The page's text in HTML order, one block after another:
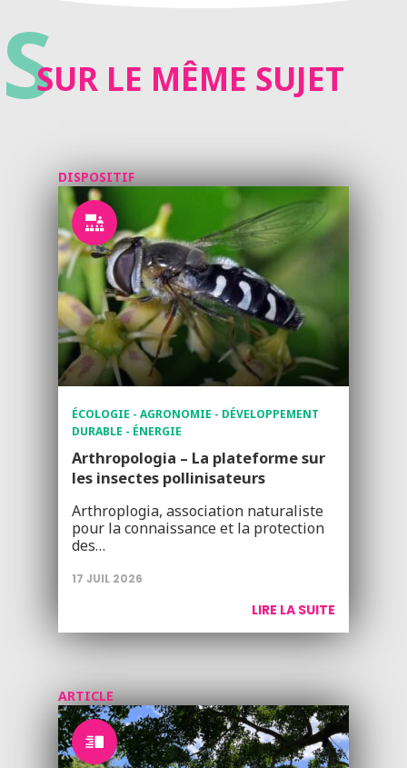
SSUR LE MÊME SUJET
DISPOSITIF
ÉCOLOGIE - AGRONOMIE - DÉVELOPPEMENT
DURABLE - ÉNERGIE
Arthropologia – La plateforme sur
les insectes pollinisateurs
Arthroplogia, association naturaliste
pour la connaissance et la protection
des…
17 JUIL 2026
LIRE LA SUITE
ARTICLE